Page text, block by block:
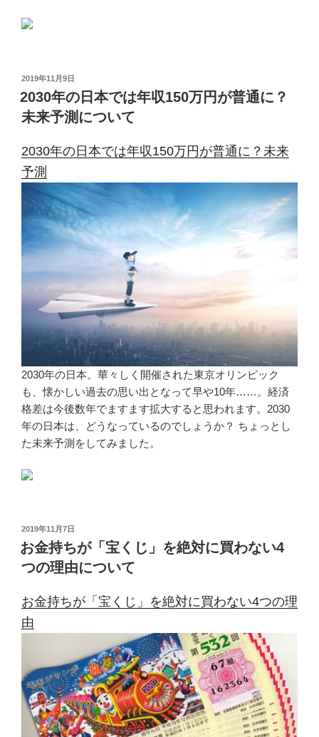
投
稿
日:
2019年11月9日
2030年の日本では年収150万円が普通に？
未来予測について
2030年の日本では年収150万円が普通に？未来
予測
2030年の日本。華々しく開催された東京オリンピック
も、懐かしい過去の思い出となって早や10年……。経済
格差は今後数年でますます拡大すると思われます。2030
年の日本は、どうなっているのでしょうか？ ちょっとし
た未来予測をしてみました。
投
稿
日:
2019年11月7日
お金持ちが「宝くじ」を絶対に買わない4
つの理由について
お金持ちが「宝くじ」を絶対に買わない4つの理
由